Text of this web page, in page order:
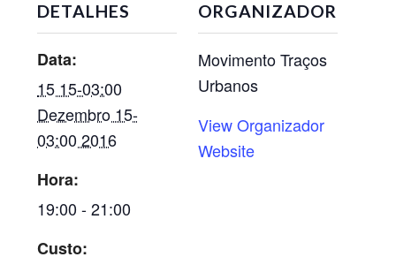
DETALHES
Data:
15 15-03:00
Dezembro 15-
03:00 2016
Hora:
19:00 - 21:00
Custo:
ORGANIZADOR
Movimento Traços
Urbanos
View Organizador
Website